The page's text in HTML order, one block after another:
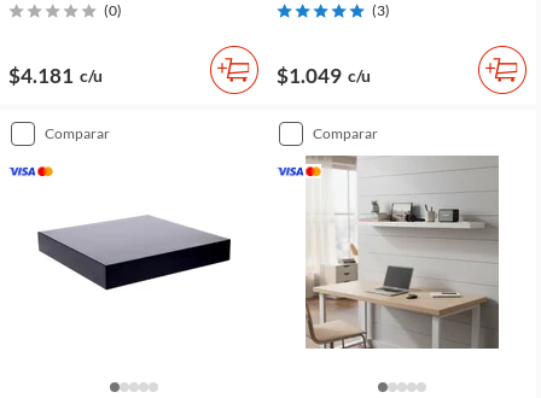
(0)
$4.181 c/u
(3)
$1.049 c/u
comparar comparar